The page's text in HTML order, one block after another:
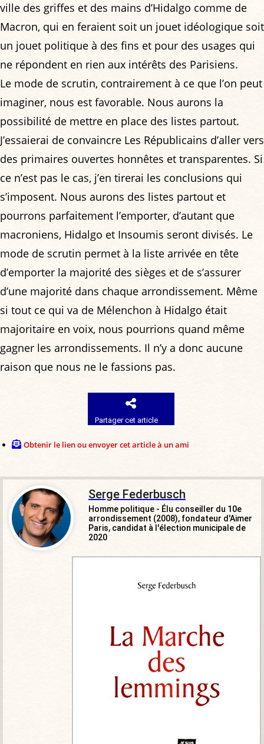
ville des griffes et des mains d’Hidalgo comme de
Macron, qui en feraient soit un jouet idéologique soit
un jouet politique à des fins et pour des usages qui
ne répondent en rien aux intérêts des Parisiens.
Le mode de scrutin, contrairement à ce que l’on peut
imaginer, nous est favorable. Nous aurons la
possibilité de mettre en place des listes partout.
J’essaierai de convaincre Les Républicains d’aller vers
des primaires ouvertes honnêtes et transparentes. Si
ce n’est pas le cas, j’en tirerai les conclusions qui
s’imposent. Nous aurons des listes partout et
pourrons parfaitement l’emporter, d’autant que
macroniens, Hidalgo et Insoumis seront divisés. Le
mode de scrutin permet à la liste arrivée en tête
d’emporter la majorité des sièges et de s’assurer
d’une majorité dans chaque arrondissement. Même
si tout ce qui va de Mélenchon à Hidalgo était
majoritaire en voix, nous pourrions quand même
gagner les arrondissements. Il n’y a donc aucune
raison que nous ne le fassions pas.
Partager cet article
Obtenir le lien ou envoyer cet article à un ami
Serge Federbusch
Homme politique - Élu conseiller du 10e
arrondissement (2008), fondateur d'Aimer
Paris, candidat à l'élection municipale de
2020